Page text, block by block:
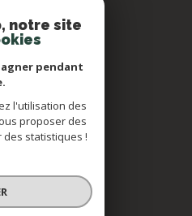
notre site
pendant
l'utilisation des
proposer des
statistiques !